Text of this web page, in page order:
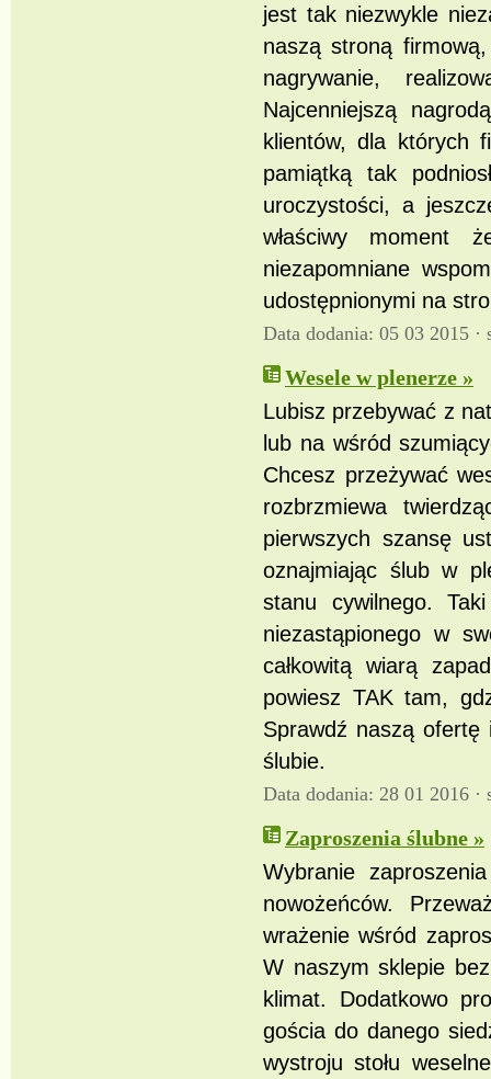
jest tak niezwykle
naszą stroną
nagrywanie,
Najcenniejszą
klientów, dla których
pamiątką tak
uroczystości, a
właściwy moment
niezapomniane
udostępnionymi na
Data dodania: 05 03 2015 ·
Wesele w plenerze »
Lubisz przebywać z
lub na wśród
Chcesz przeżywać
rozbrzmiewa
pierwszych szansę
oznajmiając ślub w
stanu cywilnego.
niezastąpionego w
całkowitą wiarą
powiesz TAK tam,
Sprawdź naszą ofertę
ślubie.
Data dodania: 28 01 2016 ·
Zaproszenia ślubne »
Wybranie
nowożeńców.
wrażenie wśród
W naszym sklepie
klimat. Dodatkowo
gościa do danego
wystroju stołu